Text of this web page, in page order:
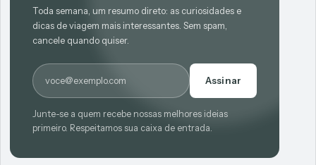
Toda semana, um resumo direto: as curiosidades e
dicas de viagem mais interessantes. Sem spam,
cancele quando quiser.
E-mail
Assinar
Junte-se a quem recebe nossas melhores ideias
primeiro. Respeitamos sua caixa de entrada.